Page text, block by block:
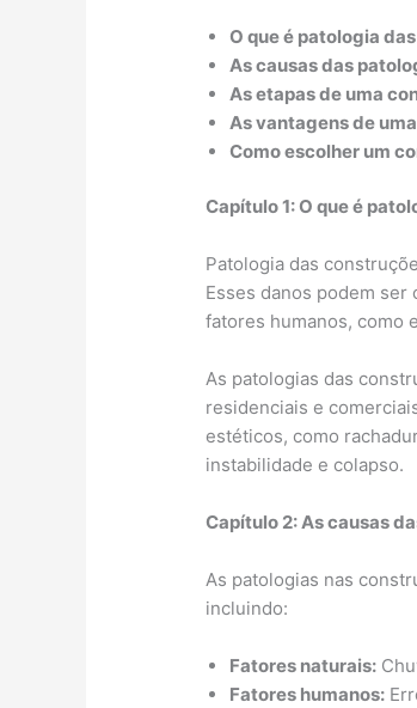
O que é patologia
As causas das
As etapas de uma
As vantagens de
Como escolher um
Capítulo 1: O que é
Patologia das
Esses danos podem
fatores humanos, como
As patologias das
residenciais e
estéticos, como
instabilidade e colapso.
Capítulo 2: As causas
As patologias nas
incluindo:
Fatores naturais:
Fatores humanos: